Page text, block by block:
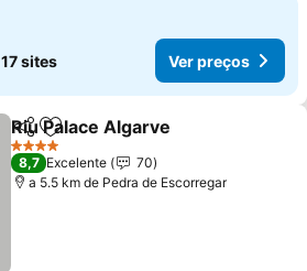
17 sites Ver preços
PartilharAdicionar aos favoritos
Riu Palace Algarve
4 Estrelas
8,7 Excelente
70
a 5.5 km de Pedra de Escorregar